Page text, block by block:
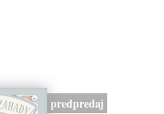
predpredaj